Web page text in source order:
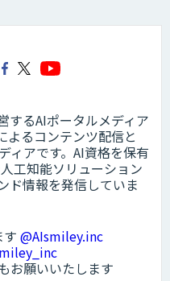
するAIポータルメディア
よるコンテンツ配信と
ィアです。AI資格を保有
工知能ソリューション
ド情報を発信していま
す @AIsmiley.inc
お願いいたします